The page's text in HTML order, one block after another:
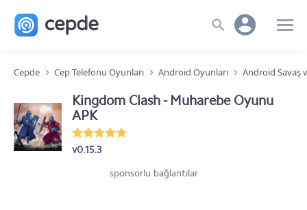
Cepde Cep Telefonu Oyunları Android Oyunları Android Savaş
Kingdom Clash - Muharebe Oyunu
APK
v0.15.3
sponsorlu bağlantılar